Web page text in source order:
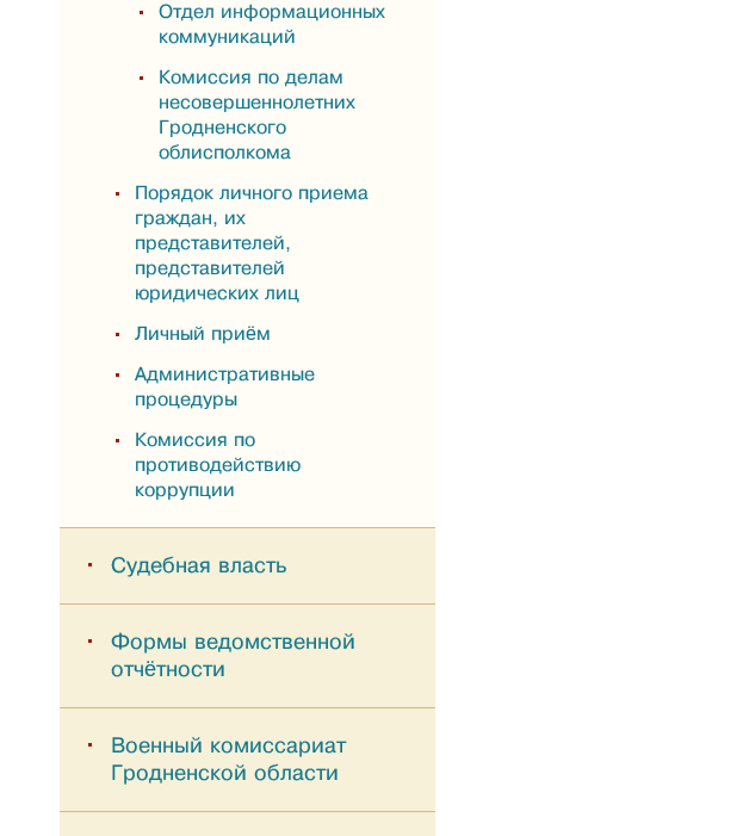
Отдел информационных
коммуникаций
Комиссия по делам
несовершеннолетних
Гродненского
облисполкома
Порядок личного приема
граждан, их
представителей,
представителей
юридических лиц
Личный приём
Административные
процедуры
Комиссия по
противодействию
коррупции
Судебная власть
Формы ведомственной
отчётности
Военный комиссариат
Гродненской области